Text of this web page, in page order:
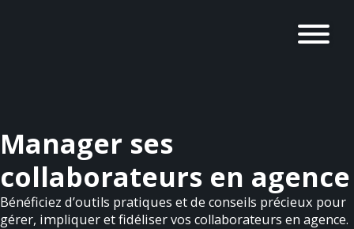
Manager ses
collaborateurs en agence
Bénéficiez d’outils pratiques et de conseils précieux pour
gérer, impliquer et fidéliser vos collaborateurs en agence.